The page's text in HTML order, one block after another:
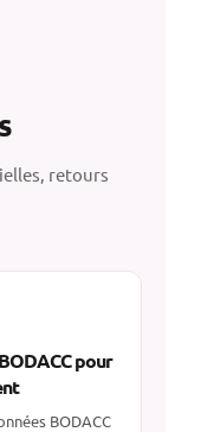
retours
pour
BODACC